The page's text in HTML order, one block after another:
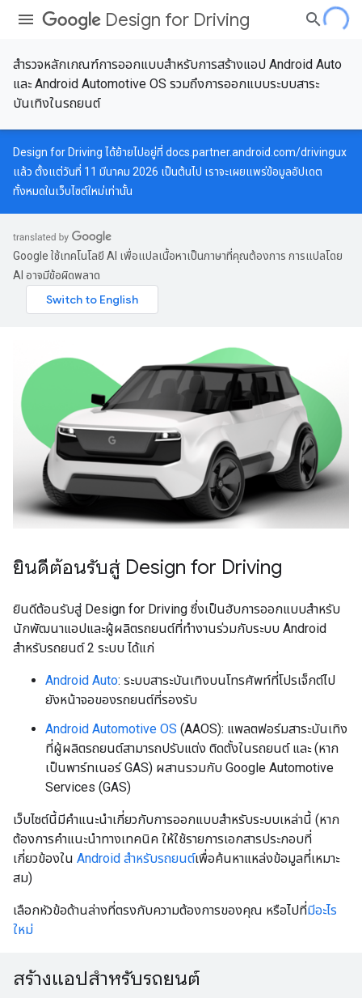
Design for Driving
สำรวจหลักเกณฑ์การออกแบบสำหรับการสร้างแอป Android Auto
และ Android Automotive OS รวมถึงการออกแบบระบบสาระ
บันเทิงในรถยนต์
Design for Driving ได้ย้ายไปอยู่ที่ docs.partner.android.com/drivingux
แล้ว ตั้งแต่วันที่ 11 มีนาคม 2026 เป็นต้นไป เราจะเผยแพร่ข้อมูลอัปเดต
ทั้งหมดในเว็บไซต์ใหม่เท่านั้น
Google ใช้เทคโนโลยี AI เพื่อแปลเนื้อหาเป็นภาษาที่คุณต้องการ การแปลโดย
AI อาจมีข้อผิดพลาด
ยินดีต้อนรับสู่ Design for Driving
ยินดีต้อนรับสู่ Design for Driving ซึ่งเป็นฮับการออกแบบสำหรับ
นักพัฒนาแอปและผู้ผลิตรถยนต์ที่ทำงานร่วมกับระบบ Android
สำหรับรถยนต์ 2 ระบบ ได้แก่
Android Auto: ระบบสาระบันเทิงบนโทรศัพท์ที่โปรเจ็กต์ไป
ยังหน้าจอของรถยนต์ที่รองรับ
Android Automotive OS (AAOS): แพลตฟอร์มสาระบันเทิง
ที่ผู้ผลิตรถยนต์สามารถปรับแต่ง ติดตั้งในรถยนต์ และ (หาก
เป็นพาร์ทเนอร์ GAS) ผสานรวมกับ Google Automotive
Services (GAS)
เว็บไซต์นี้มีคำแนะนำเกี่ยวกับการออกแบบสำหรับระบบเหล่านี้ (หาก
ต้องการคำแนะนำทางเทคนิค ให้ใช้รายการเอกสารประกอบที่
เกี่ยวข้องใน Android สำหรับรถยนต์เพื่อค้นหาแหล่งข้อมูลที่เหมาะ
สม)
เลือกหัวข้อด้านล่างที่ตรงกับความต้องการของคุณ หรือไปที่มีอะไร
ใหม่
สร้างแอปสำหรับรถยนต์